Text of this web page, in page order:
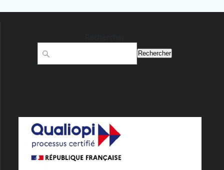
Rechercher